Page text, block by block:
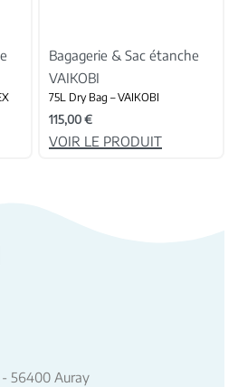
Bagagerie & Sac étanche
VAIKOBI
75L Dry Bag – VAIKOBI
115,00€
VOIR LE PRODUIT
- 56400 Auray